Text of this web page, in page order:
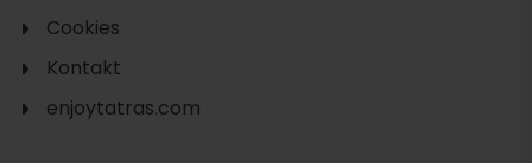
Cookies
Kontakt
enjoytatras.com